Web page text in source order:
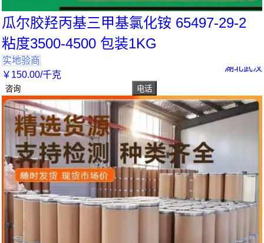
瓜尔胶羟丙基三甲基氯化铵 65497-29-2
粘度3500-4500 包装1KG
实地验商
￥ 150.00/千克
湖北武汉
咨询 电话